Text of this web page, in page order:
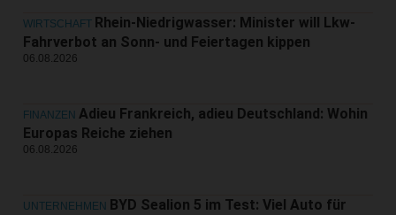
WIRTSCHAFT Rhein-Niedrigwasser: Minister will Lkw-
Fahrverbot an Sonn- und Feiertagen kippen
06.08.2026
FINANZEN Adieu Frankreich, adieu Deutschland: Wohin
Europas Reiche ziehen
06.08.2026
UNTERNEHMEN
BYD Sealion 5 im Test: Viel Auto für